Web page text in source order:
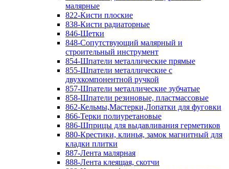
малярные
822-Кисти плоские
838-Кисти радиаторные
846-Щетки
848-Сопутствующий малярный и
строительный инструмент
854-Шпатели металлические прямые
855-Шпатели металлические с
двухкомпонентной ручкой
857-Шпатели металлические зубчатые
858-Шпатели резиновые, пластмассовые
862-Кельмы,Мастерки,Лопатки для фуговки
866-Терки полиуретановые
886-Шприцы для выдавливания герметиков
880-Крестики, клинья, замок магнитный для
кладки плитки
887-Лента малярная
888-Лента клеящая, скотчи